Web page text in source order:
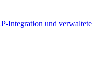
Integration und verwaltete